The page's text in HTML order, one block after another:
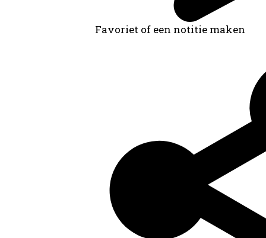
Favoriet of een notitie maken